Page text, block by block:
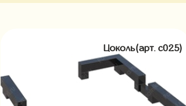
Цоколь(арт. c025)